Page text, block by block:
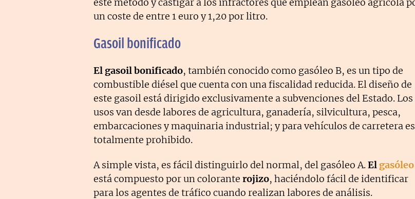
un coste de entre 1 euro y 1,20 por litro.
Gasoil bonificado
El gasoil bonificado, también conocido como gasóleo B, es un tipo de
combustible diésel que cuenta con una fiscalidad reducida. El diseño de
este gasoil está dirigido exclusivamente a subvenciones del Estado. Los
usos van desde labores de agricultura, ganadería, silvicultura, pesca,
embarcaciones y maquinaria industrial; y para vehículos de carretera
totalmente prohibido.
A simple vista, es fácil distinguirlo del normal, del gasóleo A.El
está compuesto por un colorante rojizo, haciéndolo fácil de identificar
para los agentes de tráfico cuando realizan labores de análisis.